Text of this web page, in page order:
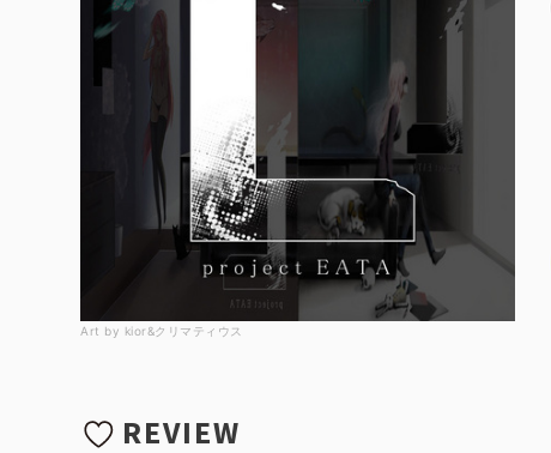
Art by kior&クリマティウス
REVIEW